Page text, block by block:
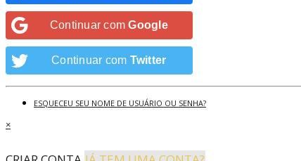
Continuar comGoogle
Continuar com Twitter
ESQUECEU SEU NOME DE USUÁRIO OU SENHA?
×